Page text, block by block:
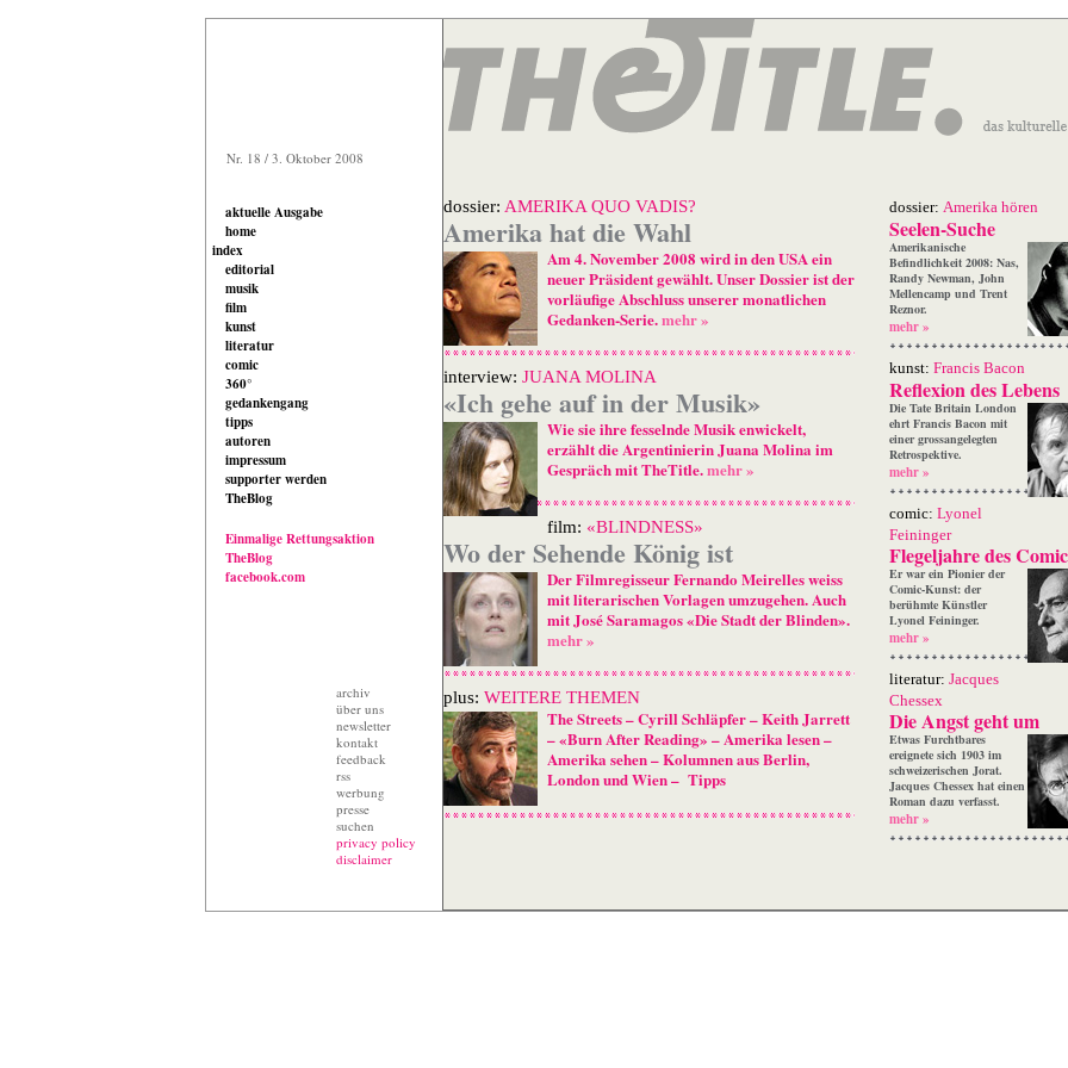
Nr. 18 / 3. Oktober 2008
aktuelle Ausgabe
home
index
editorial
musik
film
kunst
literatur
comic
360°
gedankengang
tipps
autoren
impressum
supporter werden
TheBlog
Einmalige Rettungsaktion
TheBlog
facebook.com
archiv
über uns
newsletter
kontakt
feedback
rss
werbung
presse
suchen
privacy policy
disclaimer
dossier: AMERIKA QUO VADIS?
Amerika hat die Wahl
Am 4. November 2008 wird in den USA ein
neuer Präsident gewählt. Unser Dossier ist der
vorläufige Abschluss unserer monatlichen
Gedanken-Serie.mehr »
interview: JUANA MOLINA
«Ich gehe auf in der Musik»
Wie sie ihre fesselnde Musik enwickelt,
erzählt die Argentinierin Juana Molina im
Gespräch mit TheTitle.mehr »
film: «BLINDNESS»
Wo der Sehende König ist
Der Filmregisseur Fernando Meirelles weiss
mit literarischen Vorlagen umzugehen. Auch
mit José Saramagos «Die Stadt der Blinden».
mehr »
plus: WEITERE THEMEN
The Streets–Cyrill Schläpfer–Keith Jarrett
–«Burn After Reading» –Amerika lesen–
Amerika sehen–Kolumnen aus Berlin,
London und Wien– Tipps
dossier: Amerika hören
Seelen-Suche
Amerikanische
Befindlichkeit 2008: Nas,
Randy Newman, John
Mellencamp und Trent
Reznor.
mehr »
kunst: Francis Bacon
Reflexion des Lebens
Die Tate Britain London
ehrt Francis Bacon mit
einer grossangelegten
Retrospektive.
mehr »
comic: Lyonel
Feininger
Flegeljahre des Comic
Er war ein Pionier der
Comic-Kunst: der
berühmte Künstler
Lyonel Feininger.
mehr »
literatur: Jacques
Chessex
Die Angst geht um
Etwas Furchtbares
ereignete sich 1903 im
schweizerischen Jorat.
Jacques Chessex hat einen
Roman dazu verfasst.
mehr »